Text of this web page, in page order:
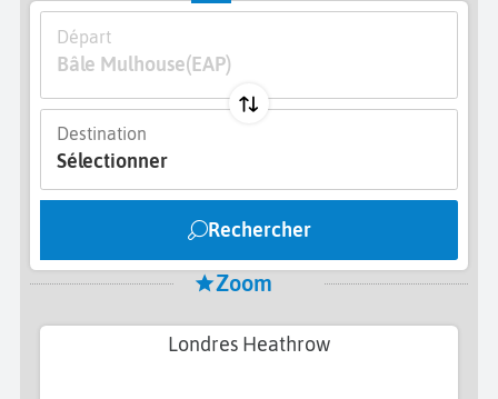
Départ
Bâle Mulhouse(EAP)
Destination
Sélectionner
Rechercher
Zoom
Londres Heathrow